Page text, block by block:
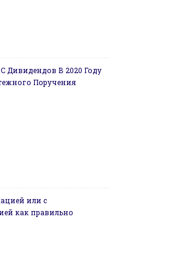
Дивидендов В 2020 Году
Поручения
или с
как правильно